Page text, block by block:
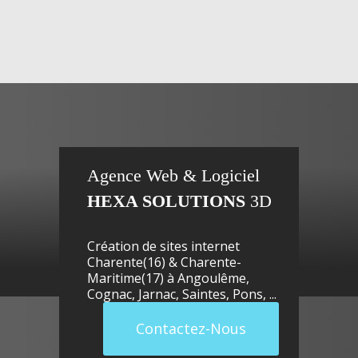
Maguy -
Agence Web & Logiciel
HEXA SOLUTIONS 3D
Création de sites internet
Charente(16) & Charente-
Maritime(17) à Angoulême,
Cognac, Jarnac, Saintes, Pons, ...
Contactez-Nous